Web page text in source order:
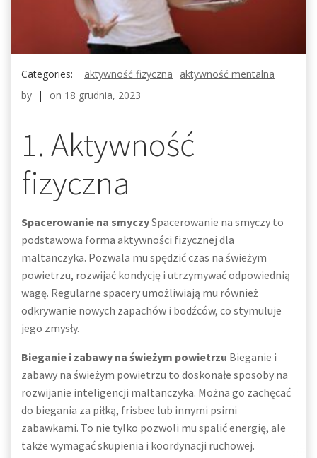
Categories: aktywność fizyczna
aktywność mentalna
by | on 18 grudnia, 2023
1. Aktywność
fizyczna
Spacerowanie na smyczySpacerowanie na smyczy to
podstawowa forma aktywności fizycznej dla
maltanczyka. Pozwala mu spędzić czas na świeżym
powietrzu, rozwijać kondycję i utrzymywać odpowiednią
wagę. Regularne spacery umożliwiają mu również
odkrywanie nowych zapachów i bodźców, co stymuluje
jego zmysły.
Bieganie i zabawy na świeżym powietrzu Bieganie i
zabawy na świeżym powietrzu to doskonałe sposoby na
rozwijanie inteligencji maltanczyka. Można go zachęcać
do biegania za piłką, frisbee lub innymi psimi
zabawkami. To nie tylko pozwoli mu spalić energię, ale
także wymagać skupienia i koordynacji ruchowej.